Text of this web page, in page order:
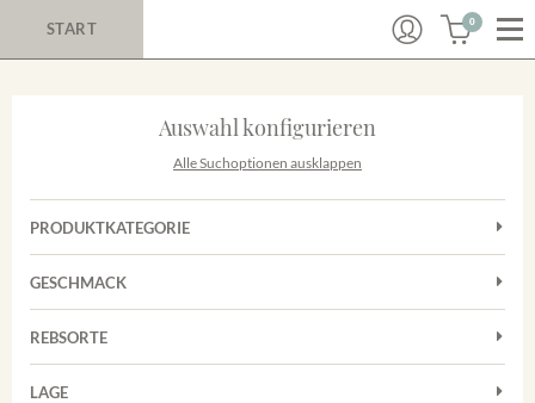
START 0
Auswahl konfigurieren
Alle Suchoptionen ausklappen
PRODUKTKATEGORIE
Cuvées
Rotwein
GESCHMACK
Trocken
REBSORTE
Chardonnay
LAGE